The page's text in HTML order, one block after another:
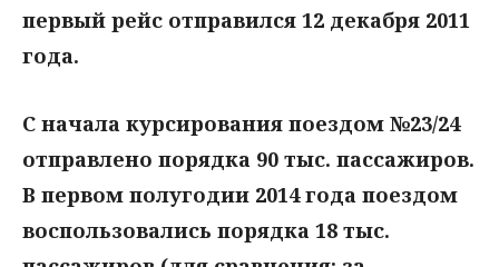
первый рейс отправился 12 декабря 2011
года.
С начала курсирования поездом №23/24
отправлено порядка 90 тыс. пассажиров.
В первом полугодии 2014 года поездом
воспользовались порядка 18 тыс.